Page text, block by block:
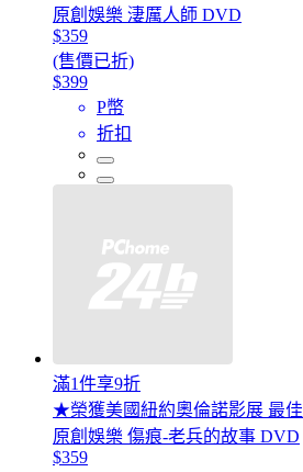
原創娛樂 淒厲人師 DVD
$359
(售價已折)
$399
P幣
折扣
滿1件享9折
★榮獲美國紐約奧倫諾影展 最
原創娛樂 傷痕-老兵的故事 DVD
$359